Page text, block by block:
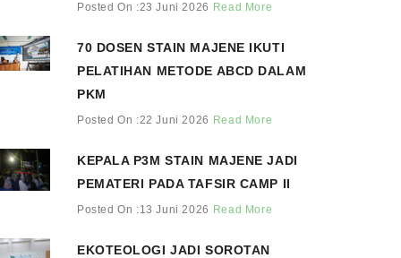
Posted On :23 Juni 2026 Read More
70 DOSEN STAIN MAJENE IKUTI
PELATIHAN METODE ABCD DALAM
PKM
Posted On :22 Juni 2026 Read More
KEPALA P3M STAIN MAJENE JADI
PEMATERI PADA TAFSIR CAMP II
Posted On :13 Juni 2026 Read More
EKOTEOLOGI JADI SOROTAN